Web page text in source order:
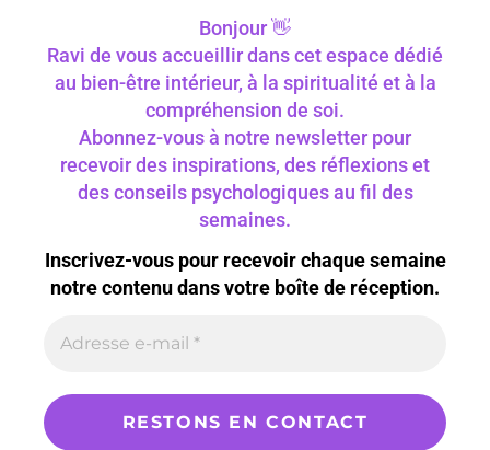
Bonjour 👋
Ravi de vous accueillir dans cet espace dédié
au bien-être intérieur, à la spiritualité et à la
compréhension de soi.
Abonnez-vous à notre newsletter pour
recevoir des inspirations, des réflexions et
des conseils psychologiques au fil des
semaines.
Inscrivez-vous pour recevoir chaque semaine
notre contenu dans votre boîte de réception.